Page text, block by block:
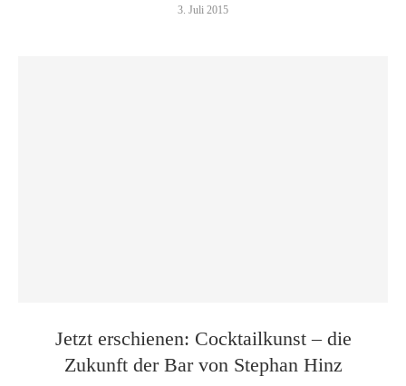
3. Juli 2015
Jetzt erschienen: Cocktailkunst – die
Zukunft der Bar von Stephan Hinz